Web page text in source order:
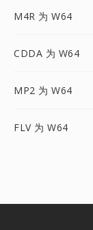
M4R 为 W64
CDDA 为 W64
MP2 为 W64
FLV 为 W64